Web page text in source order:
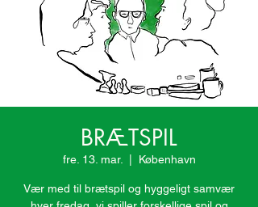
BRÆTSPIL
fre. 13. mar. København
Vær med til brætspil og hyggeligt samvær